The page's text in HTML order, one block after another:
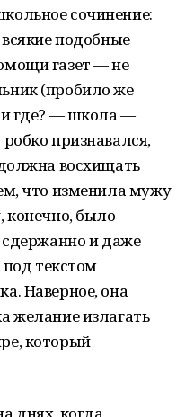
сочинение:
подобные
газет — не
(пробило же
и где? — школа —
признавался,
восхищать
что изменила мужу
конечно, было
сдержанно и даже
под текстом
Наверное, она
желание излагать
который